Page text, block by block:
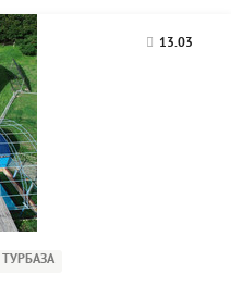
13.03
ТУРБАЗА